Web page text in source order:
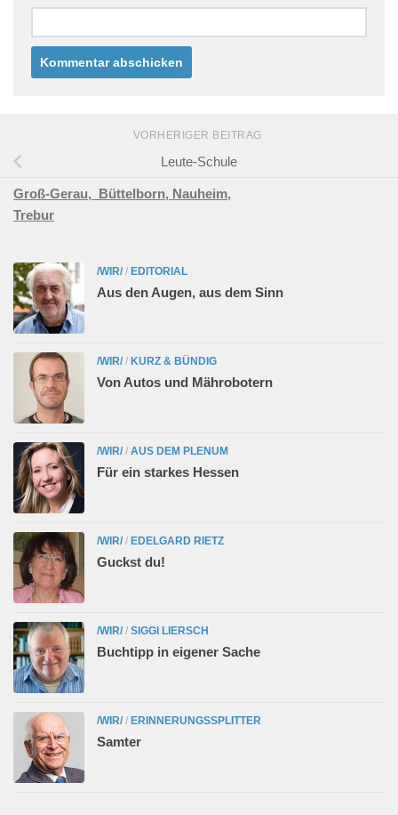
VORHERIGER BEITRAG
Leute-Schule
Groß-Gerau, Büttelborn, Nauheim,
Trebur
/WIR/ / EDITORIAL
Aus den Augen, aus dem Sinn
/WIR/ / KURZ & BÜNDIG
Von Autos und Mährobotern
/WIR/ / AUS DEM PLENUM
Für ein starkes Hessen
/WIR/ / EDELGARD RIETZ
Guckst du!
/WIR/ / SIGGI LIERSCH
Buchtipp in eigener Sache
/WIR/ / ERINNERUNGSSPLITTER
Samter